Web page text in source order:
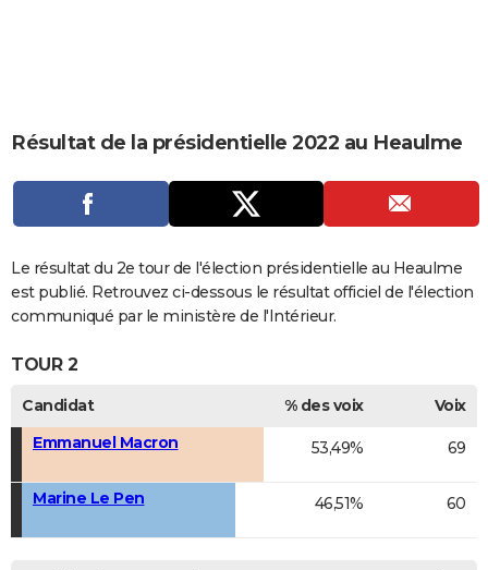
Carte de Noël
Carte Bonne année
Carte Saint-Valentin
Carte Pâques
Carte d'anniversaire
DICTIONNAIRE
COPAINS D'AVANT
Se connecter
Entreprises
Service militaire
Avis de recherche
Résultat de la présidentielle 2022 au Heaulme
Le résultat du 2e tour de l'élection présidentielle au Heaulme
est publié. Retrouvez ci-dessous le résultat officiel de l'élection
communiqué par le ministère de l'Intérieur.
TOUR 2
Candidat % des voix
Voix
Emmanuel Macron
53,49% 69
Marine Le Pen 46,51% 60